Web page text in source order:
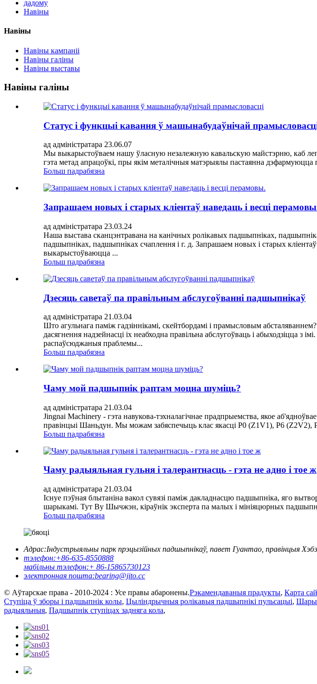
дадому
Навіны
Навіны
Навіны кампаніі
Навіны галіны
Навіны выставы
Навіны галіны
Статус і функцыі кавання ў машынабудаўнічай
ад адміністратара 23.06.07
Мы выкарыстоўваем нашу ўласную незалежную кавальскую майстэрню, каб
гэта метад апрацоўкі, пры якім металічныя матэрыялы пастаянна
Больш падрабязна
Запрашаем новых і старых кліентаў наведаць і весці
ад адміністратара 23.03.24
Наша выстава сканцэнтравана на канічных ролікавых падшыпніках,
падшыпніках, падшыпніках счаплення і г. д. Запрашаем новых і старых
выкарыстоўваюцца ...
Больш падрабязна
Дзесяць саветаў па правільным абслугоўванні падшыпнікаў
ад адміністратара 21.03.04
Што агульнага паміж гадзіннікамі, скейтбордамі і прамысловым
дасягнення надзейнасці іх неабходна правільна абслугоўваць і абыходзіцца
распаўсюджаныя праблемы...
Больш падрабязна
Чаму мой падшыпнік раптам моцна шуміць?
ад адміністратара 21.03.04
Jingnai Machinery - гэта навукова-тэхналагічнае прадпрыемства, якое
правінцыі Шаньдун. Мы можам забяспечыць клас якасці P0 (Z1V1), P6 (Z2V2),
Больш падрабязна
Чаму радыяльная гульня і талерантнасць - гэта не адно і тое ж
ад адміністратара 21.03.04
Існуе пэўная блытаніна вакол сувязі паміж дакладнасцю падшыпніка, яго
шарыкамі. Тут Ву Шычжэн, кіраўнік эксперта па малых і мініяцюрных
Больш падрабязна
Адрас:Індустрыяльны парк прэцызійных падшыпнікаў, павет Гуантао, правінцыя
тэлефон:+86-635-8550888
мабільны тэлефон:+ 86-15865730123
электронная пошта:bearing@jito.cc
© Аўтарскае права - 2010-2024 : Усе правы абаронены.Рэкамендаваныя прадукты, Карта
Ступіца ў зборы і падшыпнік колы, Цыліндрычныя ролікавыя падшыпнікі пульсацыі,
радыяльныя, Падшыпнік ступіцах задняга кола,